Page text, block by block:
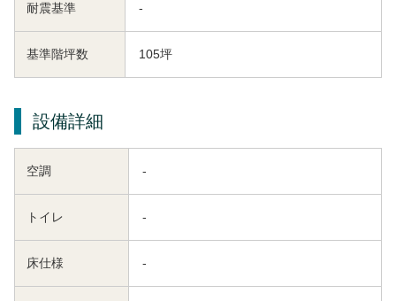
耐震基準 -
基準階坪数 105坪
設備詳細
空調 -
トイレ -
床仕様 -